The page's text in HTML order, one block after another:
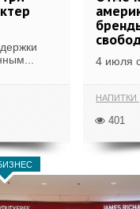
4 июля
НАПИТКИ
401